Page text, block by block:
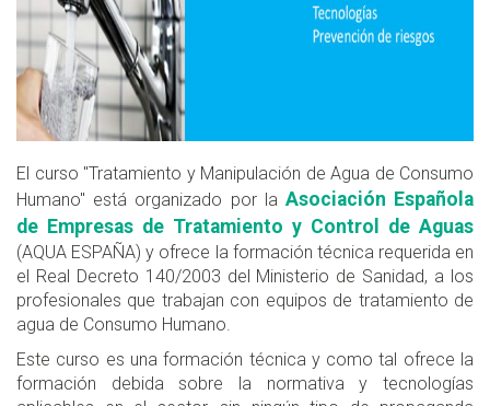
El curso "Tratamiento y Manipulación de Agua de Consumo
Humano" está organizado por la Asociación Española
de Empresas de Tratamiento y Control de Aguas
(AQUA ESPAÑA) y ofrece la formación técnica requerida en
el Real Decreto 140/2003 del Ministerio de Sanidad, a los
profesionales que trabajan con equipos de tratamiento de
agua de Consumo Humano.
Este curso es una formación técnica y como tal ofrece la
formación debida sobre la normativa y tecnologías